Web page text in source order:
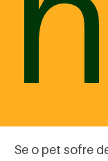
do cão.
3 -
Se o pet sofre